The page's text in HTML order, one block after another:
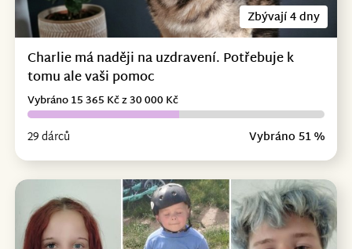
Zbývají 4 dny
Charlie má naději na uzdravení. Potřebuje k
tomu ale vaši pomoc
29 dárců Vybráno 51 %
Vybráno 15 365 Kč z 30 000 Kč